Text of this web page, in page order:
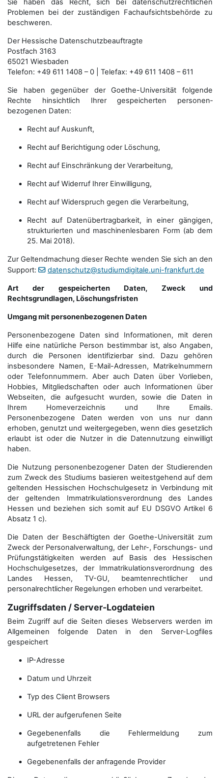
Sie haben das Recht, sich bei datenschutzrechtlichen
Problemen bei der zuständigen Fachauf­sichts­behörde zu
beschweren.
Der Hessische Datenschutzbeauftragte
Postfach 3163
65021 Wiesbaden
Telefon: +49 611 1408 – 0 | Telefax: +49 611 1408 – 611
Sie haben gegenüber der Goethe-Universität folgende
Rechte hinsichtlich Ihrer gespeicherten personen­
bezogenen Daten:
Recht auf Auskunft,
Recht auf Berichtigung oder Löschung,
Recht auf Einschränkung der Verarbeitung,
Recht auf Widerruf Ihrer Einwilligung,
Recht auf Widerspruch gegen die Verarbeitung,
Recht auf Datenübertragbarkeit, in einer gängigen,
strukturierten und maschinenlesbaren Form (ab dem
25. Mai 2018).
Zur Geltendmachung dieser Rechte wenden Sie sich an den
Support:
datenschutz@studiumdigitale.uni-frankfurt.de
Art der gespeicherten Daten, Zweck und
Rechtsgrundlagen, Löschungsfristen
Umgang mit personenbezogenen Daten
Personenbezogene Daten sind Informationen, mit deren
Hilfe eine natürliche Person bestimmbar ist, also Angaben,
durch die Personen identifizierbar sind. Dazu gehören
insbesondere Namen, E-Mail-Adressen, Matrikelnummern
oder Telefonnummern. Aber auch Daten über Vorlieben,
Hobbies, Mitgliedschaften oder auch Informationen über
Webseiten, die aufgesucht wurden, sowie die Daten in
Ihrem Homeverzeichnis und Ihre Emails.
Personenbezogene Daten werden von uns nur dann
erhoben, genutzt und weitergegeben, wenn dies gesetzlich
erlaubt ist oder die Nutzer in die Datennutzung einwilligt
haben.
Die Nutzung personenbezogener Daten der Studierenden
zum Zweck des Studiums basieren weitestgehend auf dem
geltenden Hessischen Hochschulgesetz in Verbindung mit
der geltenden Immatrikulationsverordnung des Landes
Hessen und beziehen sich somit auf EU DSGVO Artikel 6
Absatz 1 c).
Die Daten der Beschäftigten der Goethe-Universität zum
Zweck der Personal­verwaltung, der Lehr-, Forschungs- und
Prüfungstätigkeiten werden auf Basis des Hessischen
Hochschulgesetzes, der Immatrikulations­verordnung des
Landes Hessen, TV-GU, beamtenrechtlicher und
personalrechtlicher Regelungen erhoben und verarbeitet.
Zugriffsdaten / Server-Logdateien
Beim Zugriff auf die Seiten dieses Webservers werden im
Allgemeinen folgende Daten in den Server-Logfiles
gespeichert
IP-Adresse
Datum und Uhrzeit
Typ des Client Browsers
URL der aufgerufenen Seite
Gegebenenfalls die Fehlermeldung zum
aufgetretenen Fehler
Gegebenenfalls der anfragende Provider